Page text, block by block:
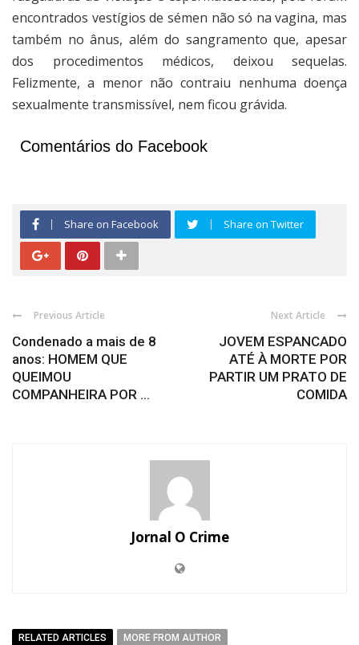
encontrados vestígios de sémen não só na vagina, mas
também no ânus, além do sangramento que, apesar
dos procedimentos médicos, deixou sequelas.
Felizmente, a menor não contraiu nenhuma doença
sexualmente transmissível, nem ficou grávida.
Comentários do Facebook
Share on Facebook Share on Twitter
Previous Article
Condenado a mais de 8
anos: HOMEM QUE
QUEIMOU
COMPANHEIRA POR ...
Next Article
JOVEM ESPANCADO
ATÉ À MORTE POR
PARTIR UM PRATO DE
COMIDA
Jornal O Crime
RELATED ARTICLES
MORE FROM AUTHOR